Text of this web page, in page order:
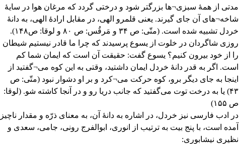
مدتی از همۀ سبزی¬ها بزرگتر شود و درختی گردد که مرغان هوا در سایۀ
شاخه¬های آن جای گیرند. یعنی قلمرو الهی، در مقابل ارادۀ الهی، به دانۀ
خردل تشبیه شده است. (متّی: ص ۳۴ و مَرقُس: ص ۸۰ و لوقا: ص۱۴۸).
روزی شاگردان در خلوت از یسوع پرسیدند که چرا ما قادر نیستیم شیطان
را از خود بیرون کنیم؟ یسوع گفت: حقیقت آن است که ایمان شما کم
است. اگر به قدر دانۀ خردل ایمان داشتید، وقتی به این کوه می¬گفتید از
اینجا به جای دیگر برو، کوه حرکت می¬کرد و بر او دشوار نبود (متّی: ص
۴۳) یا به درخت توت می‌گفتید که جانب دریا رو و در آنجا کاشته شو. (لوقا:
ص ۱۵۵)
در ادب فارسی نیز خردل، در اشاره به دانۀ آن، به معنای ذرّه و مقدار ناچیز
آمده است، با پنج بیت به ترتیب از انوری، ابوالفرج رونی، جامی، سعدی و
نظیری نیشابوری: